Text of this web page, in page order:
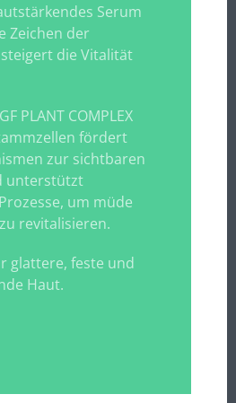
Serum
Zeichen der
die Vitalität
PLANT COMPLEX
fördert
zur sichtbaren
unterstützt
um müde
revitalisieren.
glattere, feste und
Haut.